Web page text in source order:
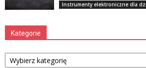
Instrumenty elektroniczne dla
Kategorie
Kategorie